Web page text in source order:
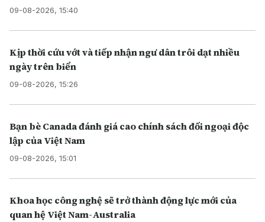
09-08-2026, 15:40
Kịp thời cứu vớt và tiếp nhận ngư dân trôi dạt nhiều
ngày trên biển
09-08-2026, 15:26
Bạn bè Canada đánh giá cao chính sách đối ngoại độc
lập của Việt Nam
09-08-2026, 15:01
Khoa học công nghệ sẽ trở thành động lực mới của
quan hệ Việt Nam-Australia